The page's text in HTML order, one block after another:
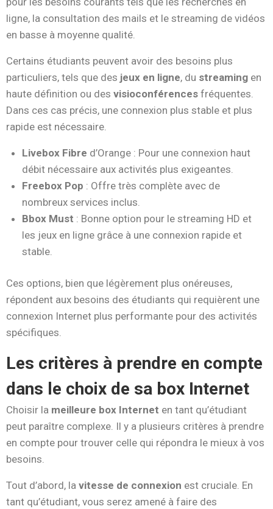
ligne, la consultation des mails et le streaming de vidéos
en basse à moyenne qualité.
Certains étudiants peuvent avoir des besoins plus
particuliers, tels que des jeux en ligne, du streaming en
haute définition ou des visioconférences fréquentes.
Dans ces cas précis, une connexion plus stable et plus
rapide est nécessaire.
Livebox Fibre d’Orange : Pour une connexion haut
débit nécessaire aux activités plus exigeantes.
Freebox Pop : Offre très complète avec de
nombreux services inclus.
Bbox Must : Bonne option pour le streaming HD et
les jeux en ligne grâce à une connexion rapide et
stable.
Ces options, bien que légèrement plus onéreuses,
répondent aux besoins des étudiants qui requièrent une
connexion Internet plus performante pour des activités
spécifiques.
Les critères à prendre en compte
dans le choix de sa box Internet
Choisir la meilleure box Internet en tant qu’étudiant
peut paraître complexe. Il y a plusieurs critères à prendre
en compte pour trouver celle qui répondra le mieux à vos
besoins.
Tout d’abord, la vitesse de connexion est cruciale. En
tant qu’étudiant, vous serez amené à faire des